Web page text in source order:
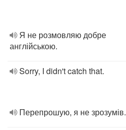
Я не розмовляю добре
англійською.
Sorry, I didn't catch that.
Перепрошую, я не зрозумів.